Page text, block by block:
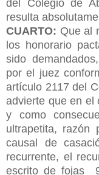
del Colegio de
resulta
CUARTO: Que al
los honorario
sido
por el juez
artículo 2117 del
advierte que en el
y como
ultrapetita, razón
causal de
recurrente, el
escrito de fojas